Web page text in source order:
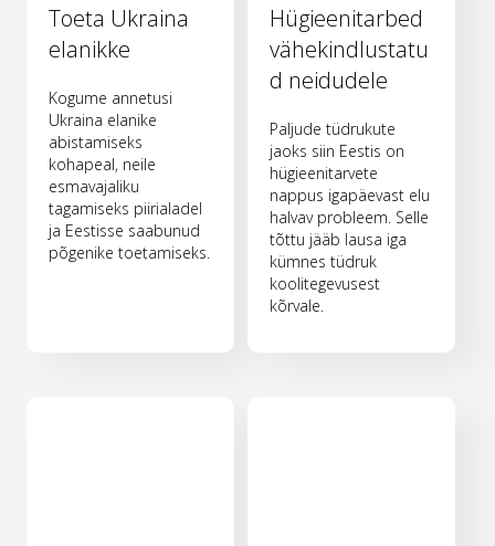
Toeta Ukraina
elanikke
Kogume annetusi
Ukraina elanike
abistamiseks
kohapeal, neile
esmavajaliku
tagamiseks piirialadel
ja Eestisse saabunud
põgenike toetamiseks.
Hügieenitarbed
vähekindlustatu
d neidudele
Paljude tüdrukute
jaoks siin Eestis on
hügieenitarvete
nappus igapäevast elu
halvav probleem. Selle
tõttu jääb lausa iga
kümnes tüdruk
koolitegevusest
kõrvale.